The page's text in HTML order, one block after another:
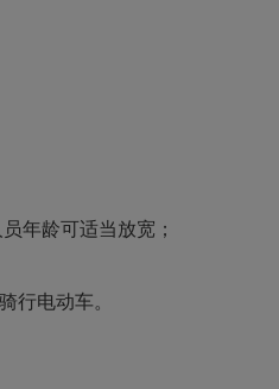
年龄可适当放宽；
行电动车。